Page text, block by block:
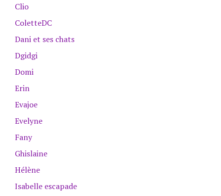
Clio
ColetteDC
Dani et ses chats
Dgidgi
Domi
Erin
Evajoe
Evelyne
Fany
Ghislaine
Hélène
Isabelle escapade